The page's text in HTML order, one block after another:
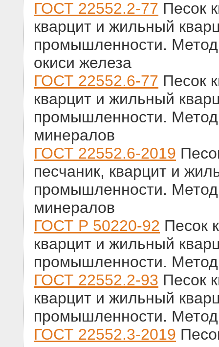
ГОСТ 22552.2-77 Песок
кварцит и жильный
промышленности.
окиси железа
ГОСТ 22552.6-77 Песок
кварцит и жильный
промышленности.
минералов
ГОСТ 22552.6-2019
песчаник, кварцит и
промышленности.
минералов
ГОСТ Р 50220-92 Песок
кварцит и жильный
промышленности.
ГОСТ 22552.2-93 Песок
кварцит и жильный
промышленности.
ГОСТ 22552.3-2019